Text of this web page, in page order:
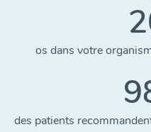
os dans votre
des patients